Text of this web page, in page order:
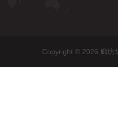
Copyright © 2026 廊